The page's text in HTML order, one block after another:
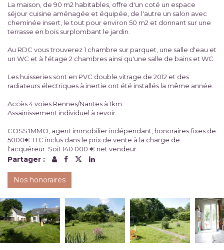
La maison, de 90 m2 habitables, offre d'un coté un espace
séjour cuisine aménagée et équipée, de l'autre un salon avec
cheminée insert, le tout pour environ 50 m2 et donnant sur une
terrasse en bois surplombant le jardin.
Au RDC vous trouverez 1 chambre sur parquet, une salle d'eau et
un WC et à l'étage 2 chambres ainsi qu'une salle de bains et WC.
Les huisseries sont en PVC double vitrage de 2012 et des
radiateurs électriques à inertie ont été installés la même année.
Accès 4 voies Rennes/Nantes à 1km.
Assainissement individuel à revoir.
COSS'IMMO, agent immobilier indépendant, honoraires fixes de
5000€ TTC inclus dans le prix de vente à la charge de
l'acquéreur. Soit 140 000 € net vendeur.
Partager :
Nos honoraires